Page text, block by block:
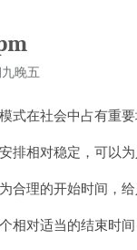
晚五
在社会中占有重要
相对稳定，可以为
理的开始时间，给
对适当的结束时间